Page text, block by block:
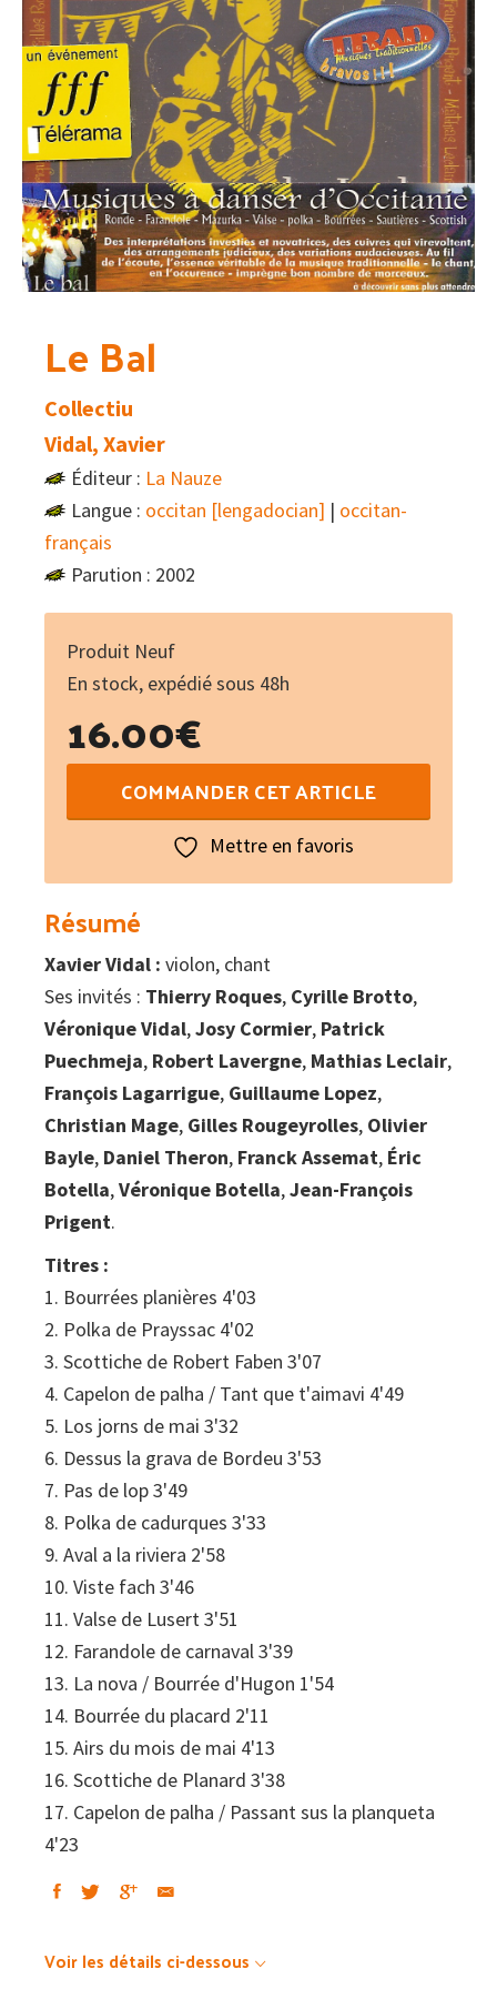
Le Bal
Collectiu
Vidal, Xavier
Éditeur : La Nauze
Langue : occitan [lengadocian] | occitan-
français
Parution : 2002
Produit Neuf
En stock, expédié sous 48h
16.00€
de
COMMANDER CET ARTICLE
Mettre en favoris
Résumé
Xavier Vidal : violon, chant
Ses invités : Thierry Roques, Cyrille Brotto,
Véronique Vidal,Josy Cormier, Patrick
Puechmeja, Robert Lavergne, Mathias Leclair,
François Lagarrigue, Guillaume Lopez,
Christian Mage, Gilles Rougeyrolles, Olivier
Bayle, Daniel Theron, Franck Assemat, Éric
Botella,Véronique Botella,Jean-François
Prigent.
Titres :
1. Bourrées planières 4'03
2. Polka de Prayssac 4'02
3. Scottiche de Robert Faben 3'07
4. Capelon de palha / Tant que t'aimavi 4'49
5. Los jorns de mai 3'32
6. Dessus la grava de Bordeu 3'53
7. Pas de lop 3'49
8. Polka de cadurques 3'33
9. Aval a la riviera 2'58
10. Viste fach 3'46
11. Valse de Lusert 3'51
12. Farandole de carnaval 3'39
13. La nova / Bourrée d'Hugon 1'54
14. Bourrée du placard 2'11
15. Airs du mois de mai 4'13
16. Scottiche de Planard 3'38
17. Capelon de palha / Passant sus la planqueta
4'23
Voir les détails ci-dessous